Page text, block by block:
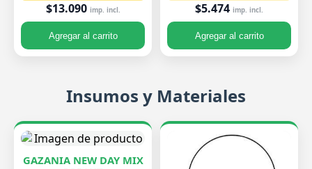
$13.090 imp. incl.
Agregar al carrito
$5.474 imp. incl.
Agregar al carrito
Insumos y Materiales
GAZANIA NEW DAY MIX